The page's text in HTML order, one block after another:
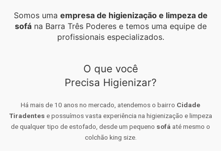
Somos uma empresa de higienização e limpeza de
sofána Barra Três Poderes e temos uma equipe de
profissionais especializados.
O que você
Precisa Higienizar?
Há mais de 10 anos no mercado, atendemos o bairro Cidade
Tiradentes e possuímos vasta experiência na higienização e limpeza
de qualquer tipo de estofado, desde um pequeno sofá até mesmo o
colchão king size.